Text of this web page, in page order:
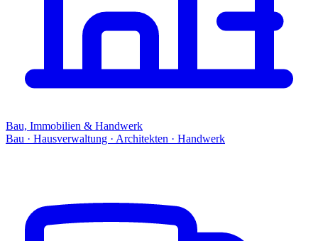
Bau, Immobilien & Handwerk
Bau · Hausverwaltung · Architekten · Handwerk